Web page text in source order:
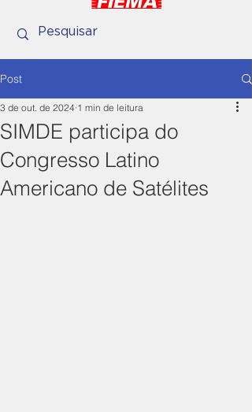
Post
SIMDE participa do
Congresso Latino
Americano de Satélites
3 de out. de 2024 1 min de leitura